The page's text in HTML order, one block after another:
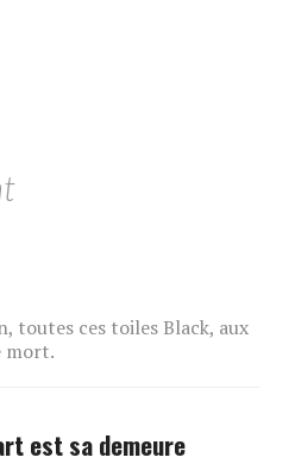
toutes ces toiles Black, aux
mort.
est sa demeure